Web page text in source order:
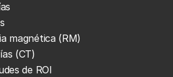
magnética (RM)
(CT)
de ROI